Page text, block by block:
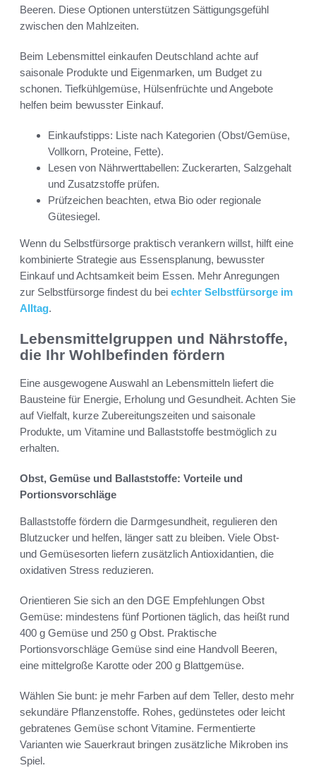
Beeren. Diese Optionen unterstützen Sättigungsgefühl
zwischen den Mahlzeiten.
Beim Lebensmittel einkaufen Deutschland achte auf
saisonale Produkte und Eigenmarken, um Budget zu
schonen. Tiefkühlgemüse, Hülsenfrüchte und Angebote
helfen beim bewusster Einkauf.
Einkaufstipps: Liste nach Kategorien (Obst/Gemüse,
Vollkorn, Proteine, Fette).
Lesen von Nährwerttabellen: Zuckerarten, Salzgehalt
und Zusatzstoffe prüfen.
Prüfzeichen beachten, etwa Bio oder regionale
Gütesiegel.
Wenn du Selbstfürsorge praktisch verankern willst, hilft eine
kombinierte Strategie aus Essensplanung, bewusster
Einkauf und Achtsamkeit beim Essen. Mehr Anregungen
zur Selbstfürsorge findest du bei echter Selbstfürsorge im
Alltag.
Lebensmittelgruppen und Nährstoffe,
die Ihr Wohlbefinden fördern
Eine ausgewogene Auswahl an Lebensmitteln liefert die
Bausteine für Energie, Erholung und Gesundheit. Achten Sie
auf Vielfalt, kurze Zubereitungszeiten und saisonale
Produkte, um Vitamine und Ballaststoffe bestmöglich zu
erhalten.
Obst, Gemüse und Ballaststoffe: Vorteile und
Portionsvorschläge
Ballaststoffe fördern die Darmgesundheit, regulieren den
Blutzucker und helfen, länger satt zu bleiben. Viele Obst-
und Gemüsesorten liefern zusätzlich Antioxidantien, die
oxidativen Stress reduzieren.
Orientieren Sie sich an den DGE Empfehlungen Obst
Gemüse: mindestens fünf Portionen täglich, das heißt rund
400 g Gemüse und 250 g Obst. Praktische
Portionsvorschläge Gemüse sind eine Handvoll Beeren,
eine mittelgroße Karotte oder 200 g Blattgemüse.
Wählen Sie bunt: je mehr Farben auf dem Teller, desto mehr
sekundäre Pflanzenstoffe. Rohes, gedünstetes oder leicht
gebratenes Gemüse schont Vitamine. Fermentierte
Varianten wie Sauerkraut bringen zusätzliche Mikroben ins
Spiel.